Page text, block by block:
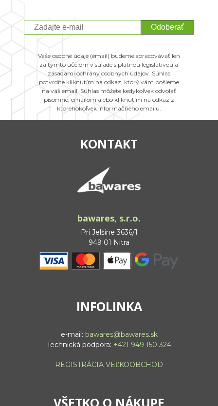
Odoberať
Vaše osobné údaje (email) budeme spracovávať len
za týmto účelom v súlade s platnou legislatívou a
zásadami ochrany osobných údajov. Súhlas
potvrdíte kliknutím na odkaz, ktorý vám pošleme
na váš email. Súhlas môžete kedykoľvek odvolať
písomne, emailom alebo kliknutím na odkaz z
ktoréhokoľvek informačného emailu.
KONTAKT
bawares, s.r.o.
Pri Jelšine 3636/1
949 01 Nitra
INFOLINKA
e-mail: bawares@bawares.sk
Technická podpora: +421 949 150 324
REGISTRÁCIA VEĽKOOBCHOD